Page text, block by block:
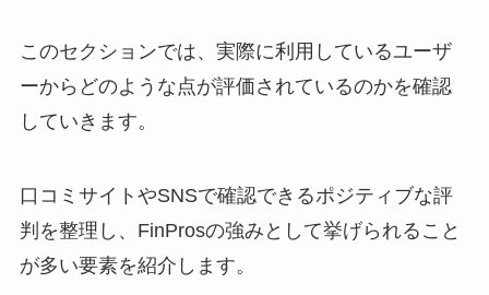
このセクションでは、実際に利用しているユーザ
ーからどのような点が評価されているのかを確認
していきます。
口コミサイトやSNSで確認できるポジティブな評
判を整理し、FinProsの強みとして挙げられること
が多い要素を紹介します。